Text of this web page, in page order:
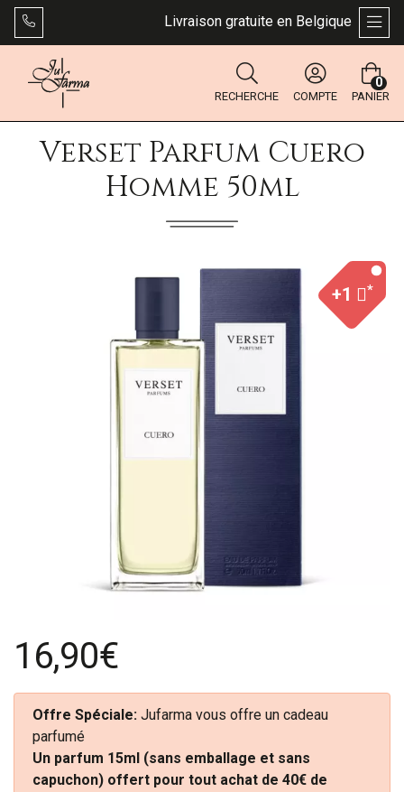
Livraison gratuite en Belgique dès 49
RECHERCHE COMPTE PANIER
0
Verset Parfum Cuero
Homme 50ml
+1 *
16,90€
Offre Spéciale: Jufarma vous offre un cadeau
parfumé
Un parfum 15ml (sans emballage et sans
capuchon) offert pour tout achat de 40€ de